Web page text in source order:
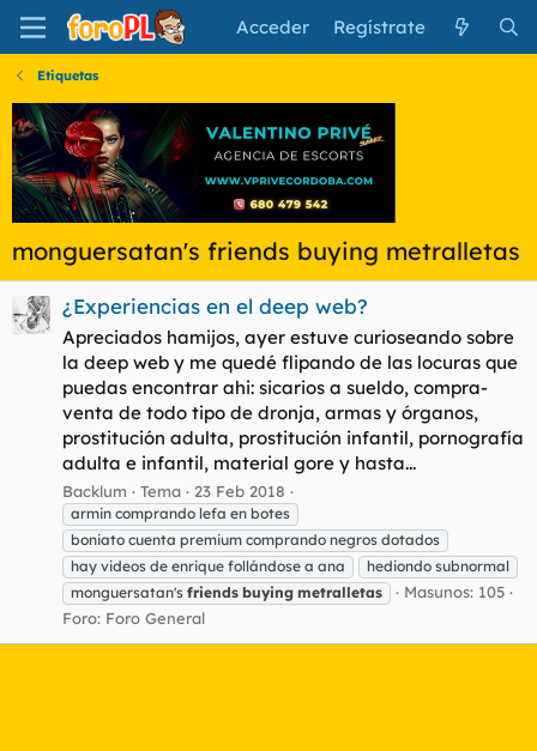
Acceder Regístrate
Etiquetas
monguersatan's friends buying metralletas
¿Experiencias en el deep web?
Apreciados hamijos, ayer estuve curioseando sobre
la deep web y me quedé flipando de las locuras que
puedas encontrar ahi: sicarios a sueldo, compra-
venta de todo tipo de dronja, armas y órganos,
prostitución adulta, prostitución infantil, pornografía
adulta e infantil, material gore y hasta...
Backlum Tema 23 Feb 2018
armin comprando lefa en botes
boniato cuenta premium comprando negros dotados
hay videos de enrique follándose a ana
hediondo subnormal
monguersatan's friends buying metralletas
Masunos: 105
Foro: Foro General